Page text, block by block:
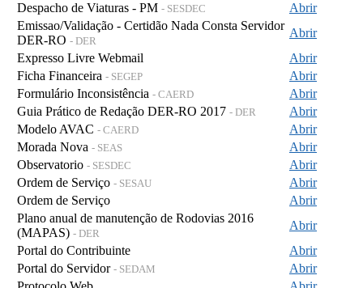
Despacho de Viaturas - PM - SESDEC
Abrir
Emissao/Validação - Certidão Nada Consta Servidor
DER-RO - DER
Abrir
Expresso Livre Webmail
Abrir
Ficha Financeira - SEGEP
Abrir
Formulário Inconsistência - CAERD
Abrir
Guia Prático de Redação DER-RO 2017 - DER
Abrir
Modelo AVAC - CAERD
Abrir
Morada Nova - SEAS
Abrir
Observatorio - SESDEC
Abrir
Ordem de Serviço - SESAU
Abrir
Ordem de Serviço
Abrir
Plano anual de manutenção de Rodovias 2016
(MAPAS) - DER
Abrir
Portal do Contribuinte
Abrir
Portal do Servidor - SEDAM
Abrir